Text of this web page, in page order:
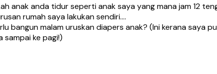
anak anda tidur seperti anak saya yang mana jam 12
rumah saya lakukan sendiri….
bangun malam uruskan diapers anak? (Ini kerana saya
ke pagi!)